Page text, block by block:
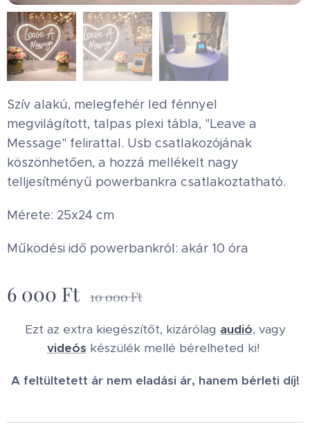
Szív alakú, melegfehér led fénnyel
megvilágított, talpas plexi tábla, "Leave a
Message" felirattal. Usb csatlakozójának
köszönhetően, a hozzá mellékelt nagy
telljesítményű powerbankra csatlakoztatható.
Mérete: 25x24 cm
Működési idő powerbankról: akár 10 óra
6 000 Ft 10 000Ft
Ezt az extra kiegészítőt, kizárólag audió, vagy
videós készülék mellé bérelheted ki!
A feltültetett ár nem eladási ár, hanem bérleti díj!